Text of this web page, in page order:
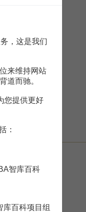
投资更好？
，这是我们
来维持网站
道而驰。
您提供更好
：
智库百科
库百科项目组